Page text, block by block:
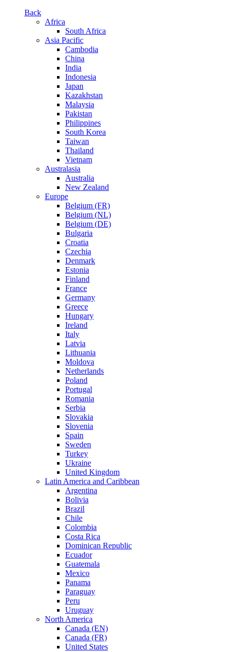
Back
Africa
South Africa
Asia Pacific
Cambodia
China
India
Indonesia
Japan
Kazakhstan
Malaysia
Pakistan
Philippines
South Korea
Taiwan
Thailand
Vietnam
Australasia
Australia
New Zealand
Europe
Belgium (FR)
Belgium (NL)
Belgium (DE)
Bulgaria
Croatia
Czechia
Denmark
Estonia
Finland
France
Germany
Greece
Hungary
Ireland
Italy
Latvia
Lithuania
Moldova
Netherlands
Poland
Portugal
Romania
Serbia
Slovakia
Slovenia
Spain
Sweden
Turkey
Ukraine
United Kingdom
Latin America and Caribbean
Argentina
Bolivia
Brazil
Chile
Colombia
Costa Rica
Dominican Republic
Ecuador
Guatemala
Mexico
Panama
Paraguay
Peru
Uruguay
North America
Canada (EN)
Canada (FR)
United States